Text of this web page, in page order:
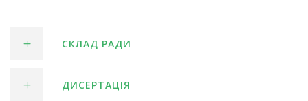
СКЛАД РАДИ
ДИСЕРТАЦІЯ